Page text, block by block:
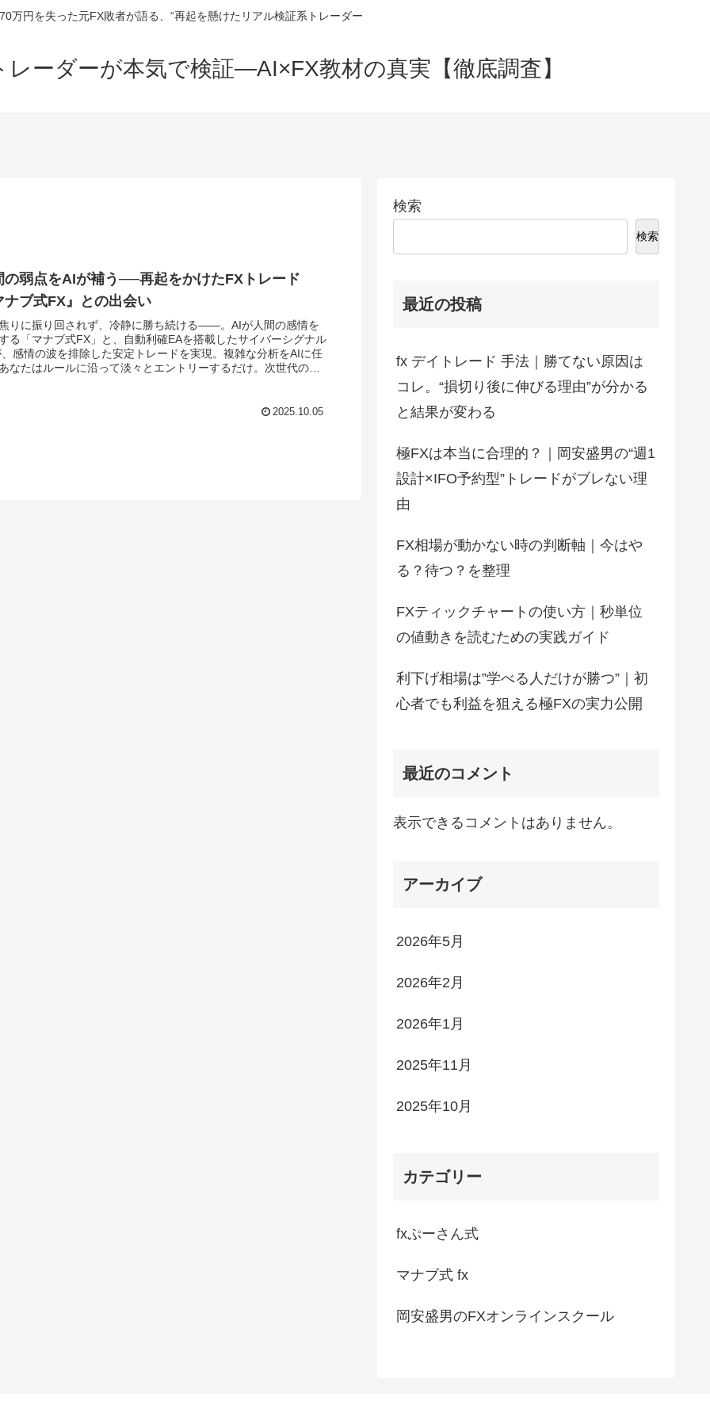
万円を失った元FX敗者が語る、“再起を懸けたリアル検証系トレーダー
ーダーが本気で検証—AI×FX教材の真実【徹底調査】
の弱点をAIが補う──再起をかけたFXトレード
ナブ式FX』との出会い
りに振り回されず、冷静に勝ち続ける——。AIが人間の感情を
る「マナブ式FX」と、自動利確EAを搭載したサイバーシグナル
感情の波を排除した安定トレードを実現。複雑な分析をAIに任
なたはルールに沿って淡々とエントリーするだけ。次世代の勝
2025.10.05
検索
検索
最近の投稿
fx デイトレード 手法｜勝てない原因は
コレ。“損切り後に伸びる理由”が分かる
と結果が変わる
極FXは本当に合理的？｜岡安盛男の“週1
設計×IFO予約型”トレードがブレない理
由
FX相場が動かない時の判断軸｜今はや
る？待つ？を整理
FXティックチャートの使い方｜秒単位
の値動きを読むための実践ガイド
利下げ相場は”学べる人だけが勝つ”｜初
心者でも利益を狙える極FXの実力公開
最近のコメント
表示できるコメントはありません。
アーカイブ
2026年5月
2026年2月
2026年1月
2025年11月
2025年10月
カテゴリー
fxぷーさん式
マナブ式 fx
岡安盛男のFXオンラインスクール